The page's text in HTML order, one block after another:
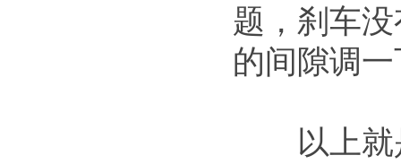
题，刹车
的间隙调
以上就是